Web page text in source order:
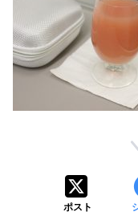
ポスト